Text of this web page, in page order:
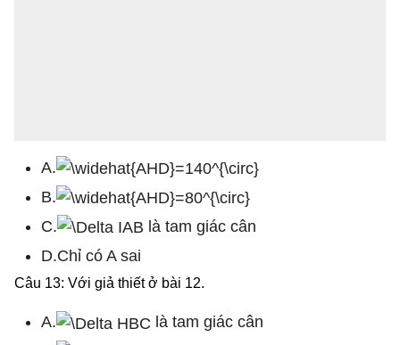
A.
B.
C.
là tam giác cân
D.Chỉ có A sai
Câu 13: Với giả thiết ở bài 12.
A.
là tam giác cân